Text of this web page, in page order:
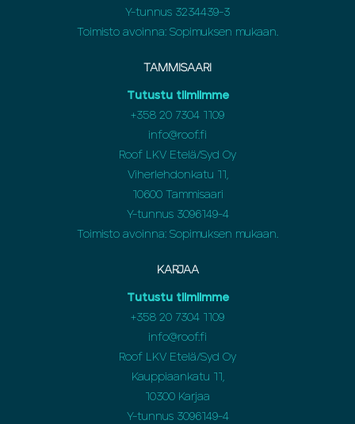
Y-tunnus 3234439-3
Toimisto avoinna: Sopimuksen mukaan.
TAMMISAARI
Tutustu tiimiimme
+358 20 7304 1109
info@roof.fi
Roof LKV Etelä/Syd Oy
Viherlehdonkatu 11,
10600 Tammisaari
Y-tunnus 3096149-4
Toimisto avoinna: Sopimuksen mukaan.
KARJAA
Tutustu tiimiimme
+358 20 7304 1109
info@roof.fi
Roof LKV Etelä/Syd Oy
Kauppiaankatu 11,
10300 Karjaa
Y-tunnus 3096149-4